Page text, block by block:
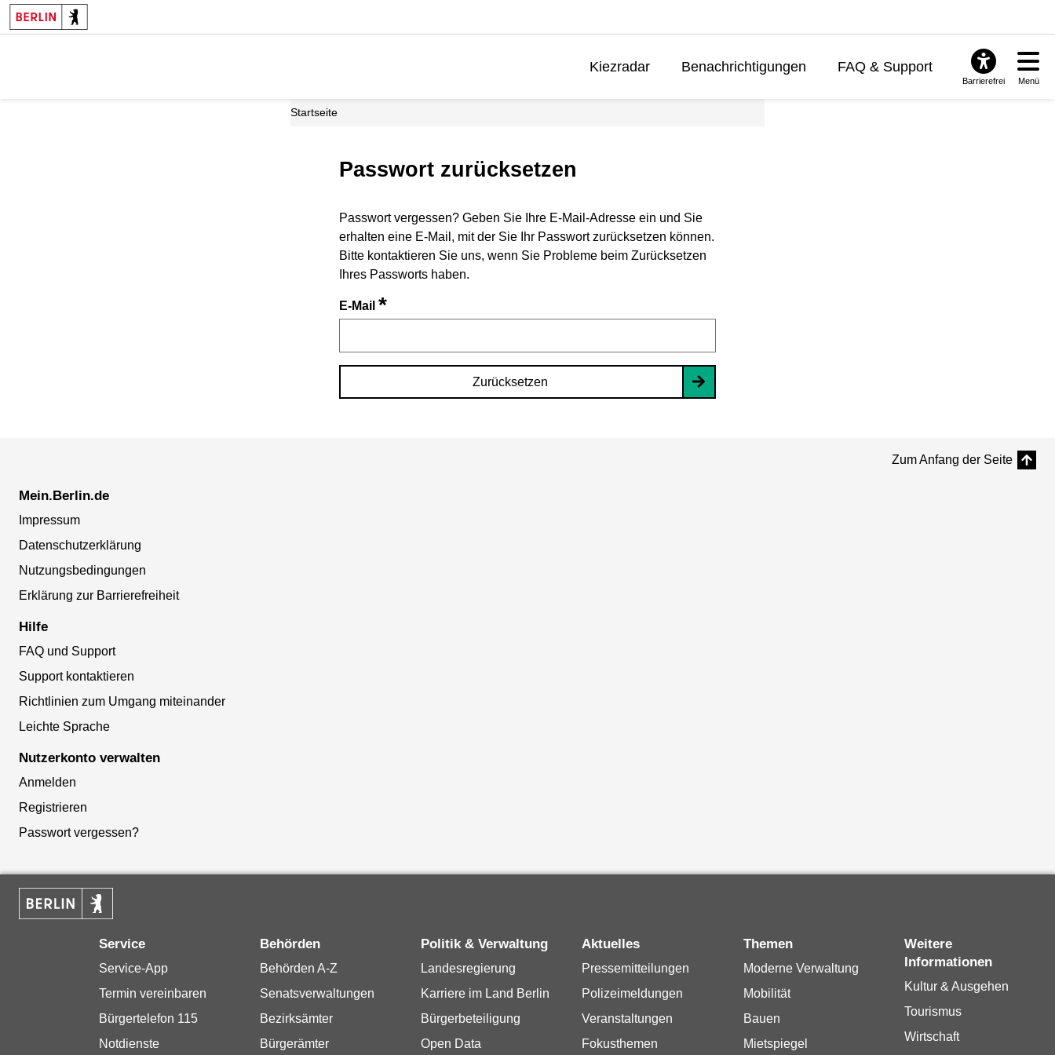
Kiezradar Benachrichtigungen FAQ & Support
Barrierefrei Menü
Startseite
Passwort zurücksetzen
Passwort vergessen? Geben Sie Ihre E-Mail-Adresse ein und Sie
erhalten eine E-Mail, mit der Sie Ihr Passwort zurücksetzen können.
Bitte kontaktieren Sie uns, wenn Sie Probleme beim Zurücksetzen
Ihres Passworts haben.
E-Mail *
Zurücksetzen
Zum Anfang der Seite
Mein.Berlin.de
Impressum
Datenschutzerklärung
Nutzungsbedingungen
Erklärung zur Barrierefreiheit
Hilfe
FAQ und Support
Support kontaktieren
Richtlinien zum Umgang miteinander
Leichte Sprache
Nutzerkonto verwalten
Anmelden
Registrieren
Passwort vergessen?
Service
Service-App
Termin vereinbaren
Bürgertelefon 115
Notdienste
Behörden
Behörden A-Z
Senatsverwaltungen
Bezirksämter
Bürgerämter
Politik & Verwaltung
Landesregierung
Karriere im Land Berlin
Bürgerbeteiligung
Open Data
Aktuelles
Pressemitteilungen
Polizeimeldungen
Veranstaltungen
Fokusthemen
Themen
Moderne Verwaltung
Mobilität
Bauen
Mietspiegel
Weitere
Informationen
Kultur & Ausgehen
Tourismus
Wirtschaft